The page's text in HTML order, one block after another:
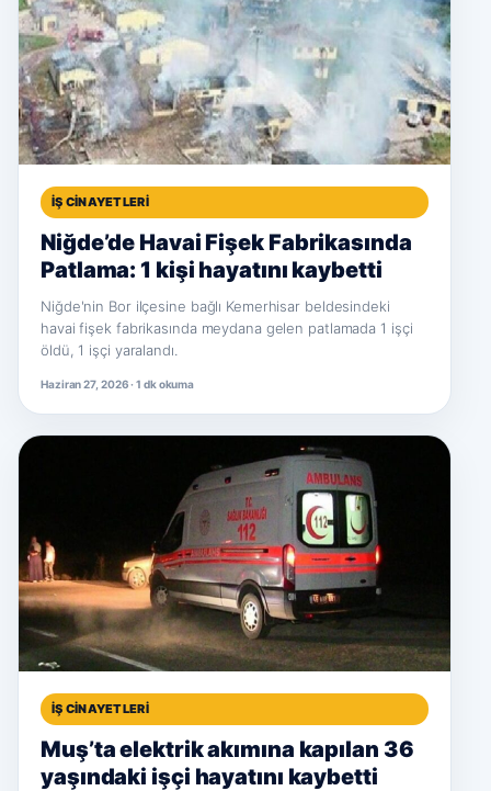
İŞ CINAYETLERI
Niğde’de Havai Fişek Fabrikasında
Patlama: 1 kişi hayatını kaybetti
Niğde'nin Bor ilçesine bağlı Kemerhisar beldesindeki
havai fişek fabrikasında meydana gelen patlamada 1 işçi
öldü, 1 işçi yaralandı.
Haziran 27, 2026 · 1 dk okuma
İŞ CINAYETLERI
Muş’ta elektrik akımına kapılan 36
yaşındaki işçi hayatını kaybetti